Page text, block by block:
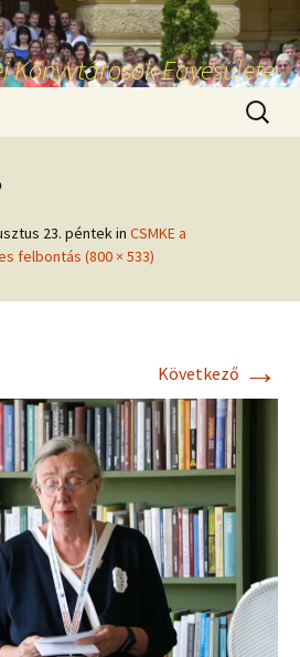
Könyvtárosok Egyesülete
23. péntekin CSMKE a
felbontás (800 × 533)
Következő →